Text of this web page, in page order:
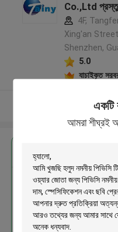
একটি
আমরা শীঘ্রই
Co.,Ltd
4F,
Xing'an
Shenzhen,
5.0
যাচাইকৃত
হলুদ
নমনীয়